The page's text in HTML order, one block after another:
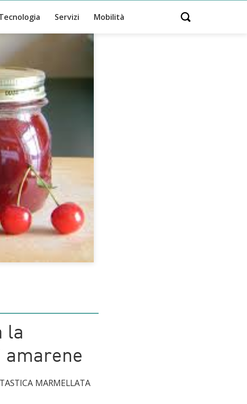
Servizi Mobilità Open search
la
MARMELLATA